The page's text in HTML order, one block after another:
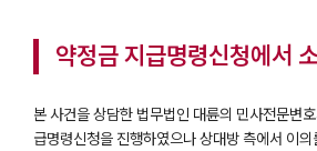
약정금 지급명령신청에서
본 사건을 상담한 법무법인 대륜의 민사전문변
급명령신청을 진행하였으나 상대방 측에서 이